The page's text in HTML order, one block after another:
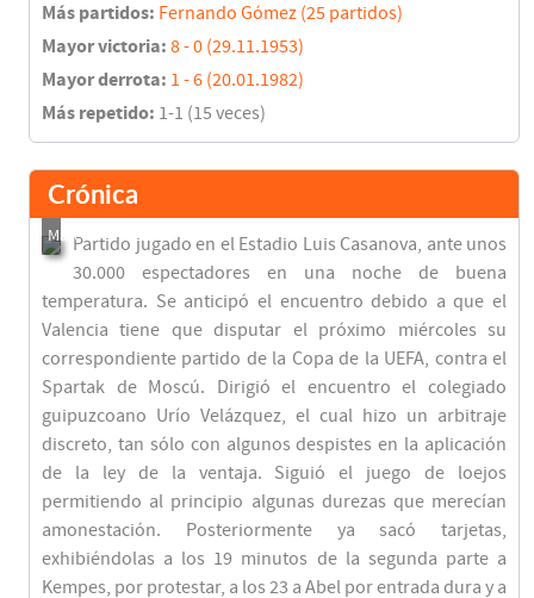
Más partidos: Fernando Gómez (25 partidos)
Mayor victoria: 8 - 0 (29.11.1953)
Mayor derrota: 1 - 6 (20.01.1982)
Más repetido: 1-1 (15 veces)
Crónica
Partido jugado en el Estadio Luis Casanova, ante unos
30.000 espectadores en una noche de buena
temperatura. Se anticipó el encuentro debido a que el
Valencia tiene que disputar el próximo miércoles su
correspondiente partido de la Copa de la UEFA, contra el
Spartak de Moscú. Dirigió el encuentro el colegiado
guipuzcoano Urío Velázquez, el cual hizo un arbitraje
discreto, tan sólo con algunos despistes en la aplicación
de la ley de la ventaja. Siguió el juego de loejos
permitiendo al principio algunas durezas que merecían
amonestación. Posteriormente ya sacó tarjetas,
exhibiéndolas a los 19 minutos de la segunda parte a
Kempes, por protestar, a los 23 a Abel por entrada dura y a